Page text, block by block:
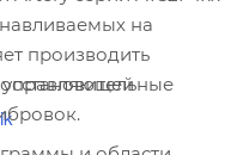
на
производить